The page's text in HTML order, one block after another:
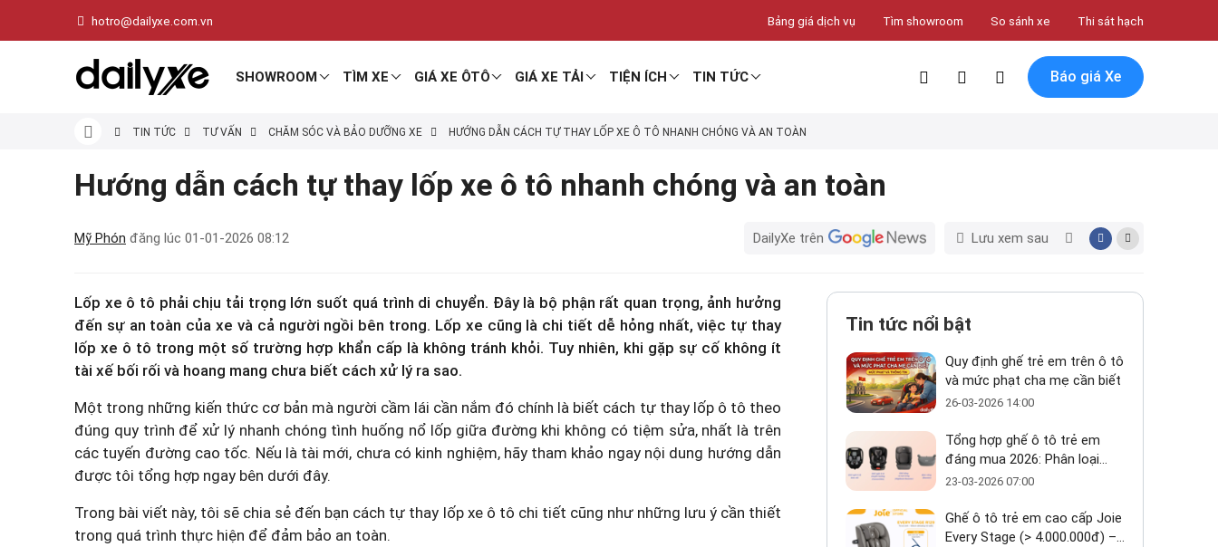
hotro@dailyxe.com.vn Bảng giá dịch vụ Tìm showroom So sánh xe Thi sát hạch
SHOWROOM TÌM XE GIÁ XE ÔTÔ GIÁ XE TẢI TIỆN ÍCH TIN TỨC Báo giá Xe
TIN TỨC TƯ VẤN CHĂM SÓC VÀ BẢO DƯỠNG XE HƯỚNG DẪN CÁCH TỰ THAY LỐP XE Ô TÔ NHANH CHÓNG VÀ AN TOÀN
Hướng dẫn cách tự thay lốp xe ô tô nhanh chóng và an toàn
Mỹ Phón đăng lúc 01-01-2026 08:12 DailyXe trên Lưu xem sau
Lốp xe ô tô phải chịu tải trọng lớn suốt quá trình di chuyển. Đây là bộ phận rất quan trọng, ảnh hưởng
đến sự an toàn của xe và cả người ngồi bên trong. Lốp xe cũng là chi tiết dễ hỏng nhất, việc tự thay
lốp xe ô tô trong một số trường hợp khẩn cấp là không tránh khỏi. Tuy nhiên, khi gặp sự cố không ít
tài xế bối rối và hoang mang chưa biết cách xử lý ra sao.
Một trong những kiến thức cơ bản mà người cầm lái cần nắm đó chính là biết cách tự thay lốp ô tô theo
đúng quy trình để xử lý nhanh chóng tình huống nổ lốp giữa đường khi không có tiệm sửa, nhất là trên
các tuyến đường cao tốc. Nếu là tài mới, chưa có kinh nghiệm, hãy tham khảo ngay nội dung hướng dẫn
được tôi tổng hợp ngay bên dưới đây.
Trong bài viết này, tôi sẽ chia sẻ đến bạn cách tự thay lốp xe ô tô chi tiết cũng như những lưu ý cần thiết
trong quá trình thực hiện để đảm bảo an toàn.
Tin tức nổi bật
Quy định ghế trẻ em trên ô tô
và mức phạt cha mẹ cần biết
26-03-2026 14:00
Tổng hợp ghế ô tô trẻ em
đáng mua 2026: Phân loại
theo tầm giá
23-03-2026 07:00
Ghế ô tô trẻ em cao cấp Joie
Every Stage (> 4.000.000đ) –